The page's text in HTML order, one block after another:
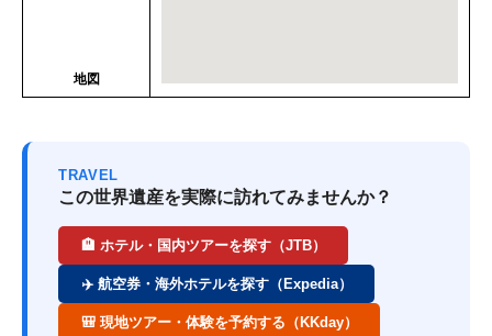
地図
TRAVEL
この世界遺産を実際に訪れてみませんか？
🏨 ホテル・国内ツアーを探す（JTB）
✈️ 航空券・海外ホテルを探す（Expedia）
🎒 現地ツアー・体験を予約する（KKday）